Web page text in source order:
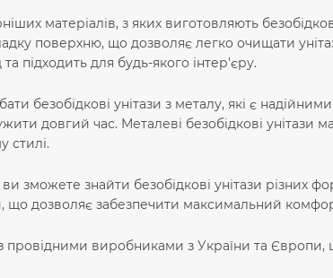
матеріалів, з яких виготовляють
поверхню, що дозволяє легко очищати
підходить для будь-якого інтер'єру.
безобідкові унітази з металу, які є
довгий час. Металеві безобідкові унітази
стилі.
зможете знайти безобідкові унітази різних
що дозволяє забезпечити максимальний
провідними виробниками з України та